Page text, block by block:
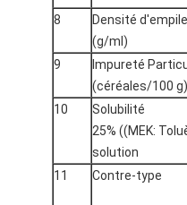
8
Densité
(g/ml)
9
Impureté
(céréales/100 g)
10
Solubilité
25% ((MEK:
solution
11 Contre-type